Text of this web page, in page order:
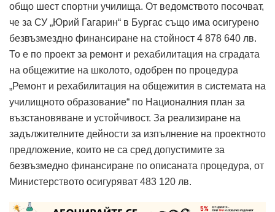
общо шест спортни училища. От ведомството посочват,
че за СУ „Юрий Гагарин“ в Бургас също има осигурено
безвъзмездно финансиране на стойност 4 878 640 лв.
То е по проект за ремонт и рехабилитация на сградата
на общежитие на школото, одобрен по процедура
„Ремонт и рехабилитация на общежития в системата на
училищното образование“ по Националния план за
възстановяване и устойчивост. За реализиране на
задължителните дейности за изпълнение на проектното
предложение, които не са сред допустимите за
безвъзмедно финансиране по описаната процедура, от
Министерството осигуряват 483 120 лв.